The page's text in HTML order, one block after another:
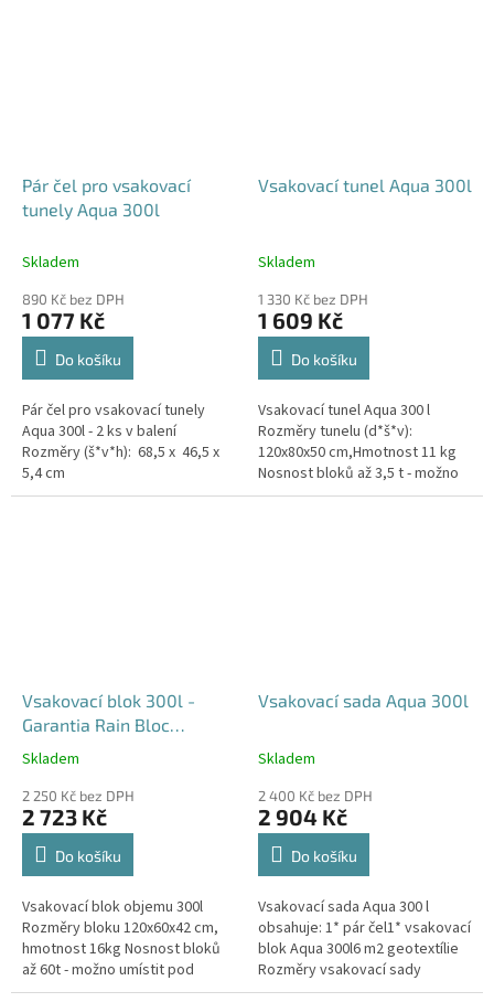
Pár čel pro vsakovací
tunely Aqua 300l
Skladem
890 Kč bez DPH
1 077 Kč
Do košíku
Pár čel pro vsakovací tunely
Aqua 300l - 2 ks v balení
Rozměry (š*v*h): 68,5 x 46,5 x
5,4 cm
Vsakovací tunel Aqua 300l
Skladem
1 330 Kč bez DPH
1 609 Kč
Do košíku
Vsakovací tunel Aqua 300 l
Rozměry tunelu (d*š*v):
120x80x50 cm,Hmotnost 11 kg
Nosnost bloků až 3,5 t - možno
umístit pod parkovací stání do
Vsakovací blok 300l -
Garantia Rain Bloc
Compact
Průměrné
produktu
je
4,5
hvězdiček.
Skladem
2 250 Kč bez DPH
2 723 Kč
Do košíku
Vsakovací blok objemu 300l
Rozměry bloku 120x60x42 cm,
hmotnost 16kg Nosnost bloků
až 60t - možno umístit pod
parkovací stání, komunikace,
Vsakovací sada Aqua 300l
Průměrné
produktu
je
5,0
hvězdiček.
Skladem
2 400 Kč bez DPH
2 904 Kč
Do košíku
Vsakovací sada Aqua 300 l
obsahuje: 1* pár čel1* vsakovací
blok Aqua 300l6 m2 geotextílie
Rozměry vsakovací sady
120x80x52 cm Nosnost bloků až